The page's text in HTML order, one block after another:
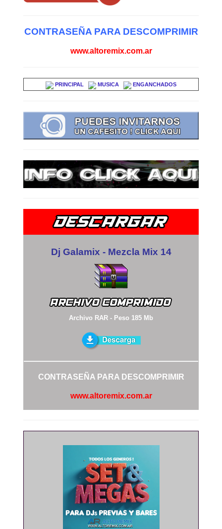
CONTRASEÑA PARA DESCOMPRIMIR
www.altoremix.com.ar
PRINCIPAL MUSICA ENGANCHADOS
Dj Galamix - Mezcla Mix 14
Archivo RAR - Peso 185 Mb
CONTRASEÑA PARA DESCOMPRIMIR
www.altoremix.com.ar